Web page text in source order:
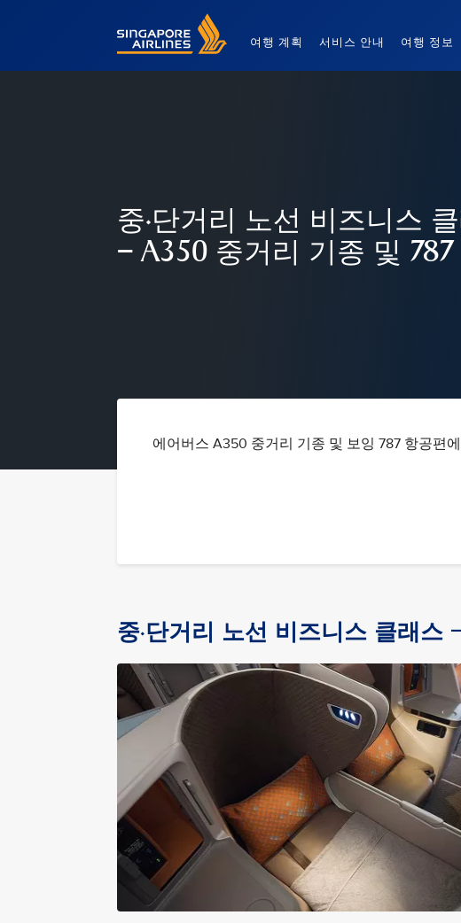
Singapore Airlines Home
여행 계획 서비스 안내 여행 정보
중·단거리 노선 비즈니스
– A350 중거리 기종 및 787
에어버스 A350 중거리 기종 및 보잉 787 항공편
중·단거리 노선 비즈니스 클래스